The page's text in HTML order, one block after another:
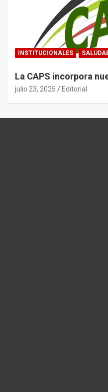
INSTITUCIONALES
La CAPS incorpora
julio 23, 2025 Editorial